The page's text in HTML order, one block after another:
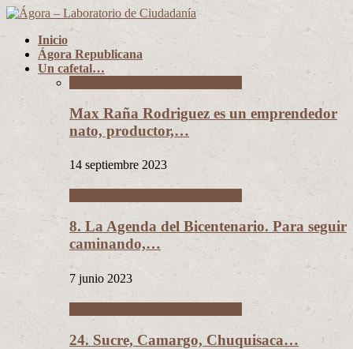
Inicio
Ágora Republicana
Un cafetal…
Max Raña Rodriguez es un emprendedor
nato, productor,…
14 septiembre 2023
8. La Agenda del Bicentenario. Para seguir
caminando,…
7 junio 2023
24. Sucre, Camargo, Chuquisaca…